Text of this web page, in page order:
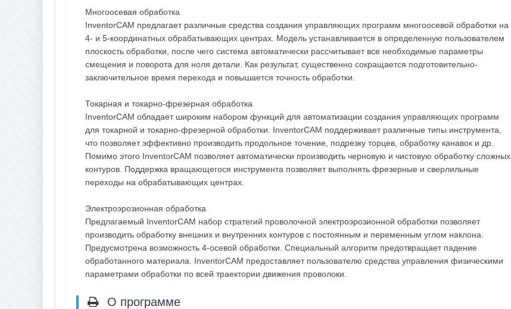
Многоосевая обработка
InventorCAM предлагает различные средства создания управляющих программ многоосевой обработки на
4- и 5-координатных обрабатывающих центрах. Модель устанавливается в определенную пользователем
плоскость обработки, после чего система автоматически рассчитывает все необходимые параметры
смещения и поворота для ноля детали. Как результат, существенно сокращается подготовительно-
заключительное время перехода и повышается точность обработки.
Токарная и токарно-фрезерная обработка
InventorCAM обладает широким набором функций для автоматизации создания управляющих программ
для токарной и токарно-фрезерной обработки. InventorCAM поддерживает различные типы инструмента,
что позволяет эффективно производить продольное точение, подрезку торцев, обработку канавок и др.
Помимо этого InventorCAM позволяет автоматически производить черновую и чистовую обработку сложных
контуров. Поддержка вращающегося инструмента позволяет выполнять фрезерные и сверлильные
переходы на обрабатывающих центрах.
Электроэрозионная обработка
Предлагаемый InventorCAM набор стратегий проволочной электроэрозионной обработки позволяет
производить обработку внешних и внутренних контуров с постоянным и переменным углом наклона.
Предусмотрена возможность 4-осевой обработки. Специальный алгоритм предотвращает падение
обработанного материала. InventorCAM предоставляет пользователю средства управления физическими
параметрами обработки по всей траектории движения проволоки.
О программе